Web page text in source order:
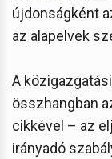
újdonságként
az alapelvek
A
összhangban
cikkével – az
irányadó